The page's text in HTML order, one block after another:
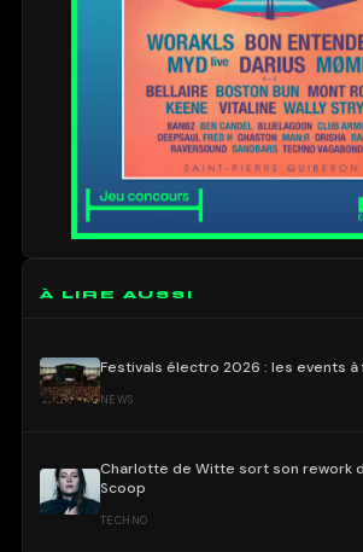
À LIRE AUSSI
Festivals électro 2026 : les events à
NEWS
Charlotte de Witte sort son rework
Scoop
TECHNO